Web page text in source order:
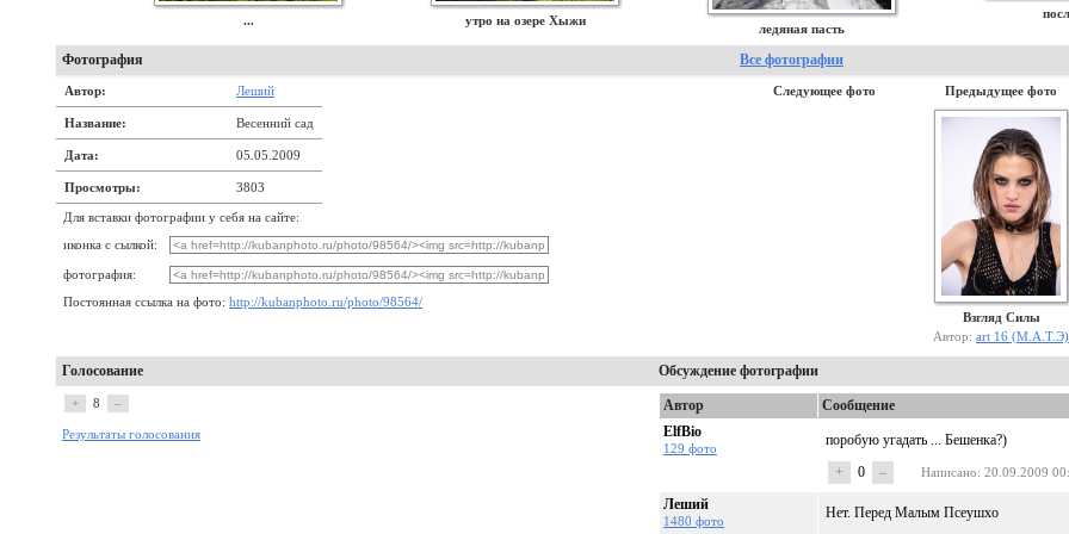
... утро на озере Хыжи
ледяная пасть
Фотография Все фотографии
Автор: Леший
Название: Весенний сад
Дата: 05.05.2009
Просмотры: 3803
Для вставки фотографии у себя на сайте:
иконка с сылкой:
фотография:
Постоянная ссылка на фото: http://kubanphoto.ru/photo/98564/
Следующее фото Предыдущее фото
Взгляд Силы
Автор: art 16 (М.А.Т.Э)
Голосование Обсуждение фотографии
+ 8 –
Результаты голосования
Автор
Сообщение
ElfBio
129 фото
поробую угадать ... Бешенка?)
+
0 – Написано: 20.09.2009
Леший
1480 фото Нет. Перед Малым Псеушхо